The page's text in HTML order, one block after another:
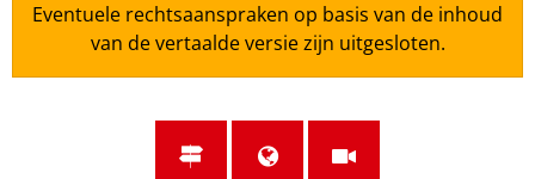
Eventuele rechtsaanspraken op basis van de inhoud
van de vertaalde versie zijn uitgesloten.